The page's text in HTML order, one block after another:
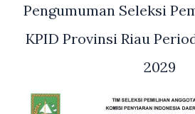
Pengumuman Seleksi
KPID Provinsi Riau
2029